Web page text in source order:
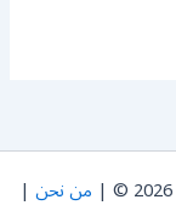
2026 © | من نحن |